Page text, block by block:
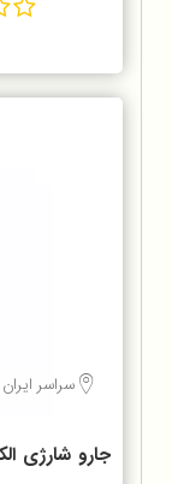
سراسر ایران